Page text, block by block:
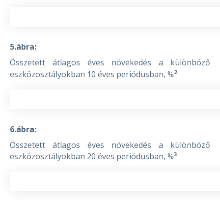
5.ábra:
Összetett átlagos éves növekedés a különböző
eszközosztályokban 10 éves periódusban, %2
6.ábra:
Összetett átlagos éves növekedés a különböző
eszközosztályokban 20 éves periódusban, %3